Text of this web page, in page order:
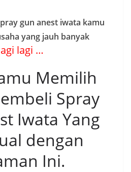
gun anest iwata kamu
yang jauh banyak
lagi …
Memilih
Spray
Iwata Yang
dengan
Ini.